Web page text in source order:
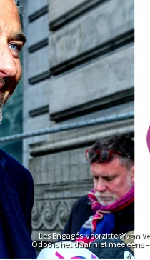
Les Engagés-voorzitter Yvan
Odoo is het daar niet mee eens